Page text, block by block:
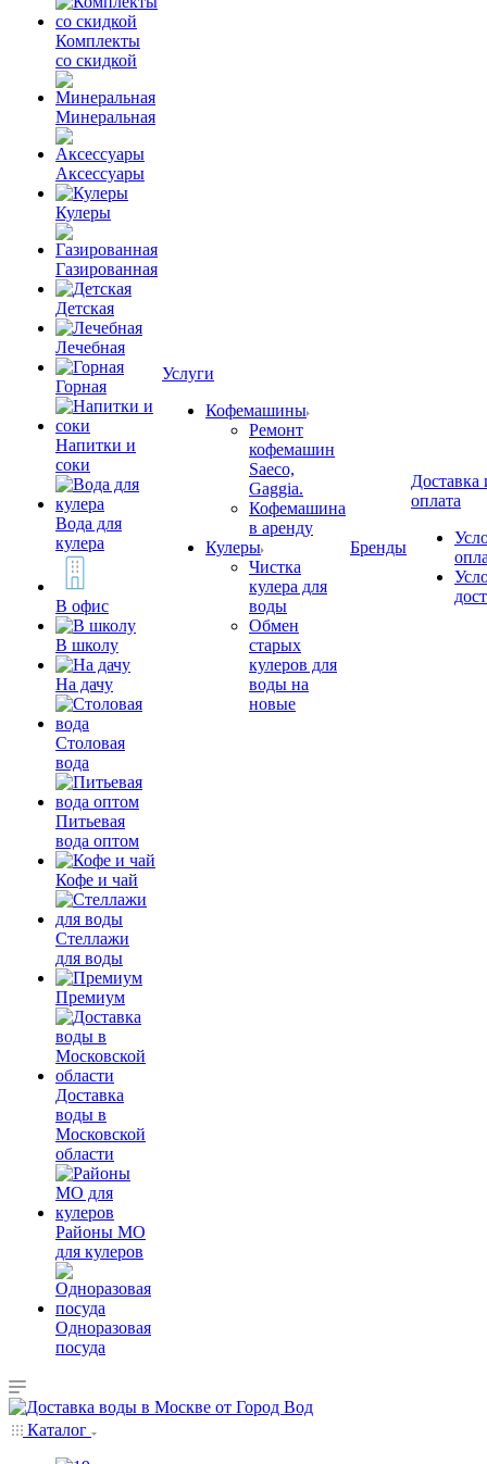
Комплекты
со скидкой
Минеральная
Аксессуары
Кулеры
Газированная
Детская
Лечебная
Горная
Напитки и
соки
Вода для
кулера
В офис
В школу
На дачу
Столовая
вода
Питьевая
вода оптом
Кофе и чай
Стеллажи
для воды
Премиум
Доставка
воды в
Московской
области
Районы МО
для кулеров
Одноразовая
посуда
Услуги
Кофемашины
Ремонт
кофемашин
Saeco,
Gaggia.
Кофемашина
в аренду
Кулеры
Чистка
кулера для
воды
Обмен
старых
кулеров для
воды на
новые
Бренды
Доставка
оплата
Каталог